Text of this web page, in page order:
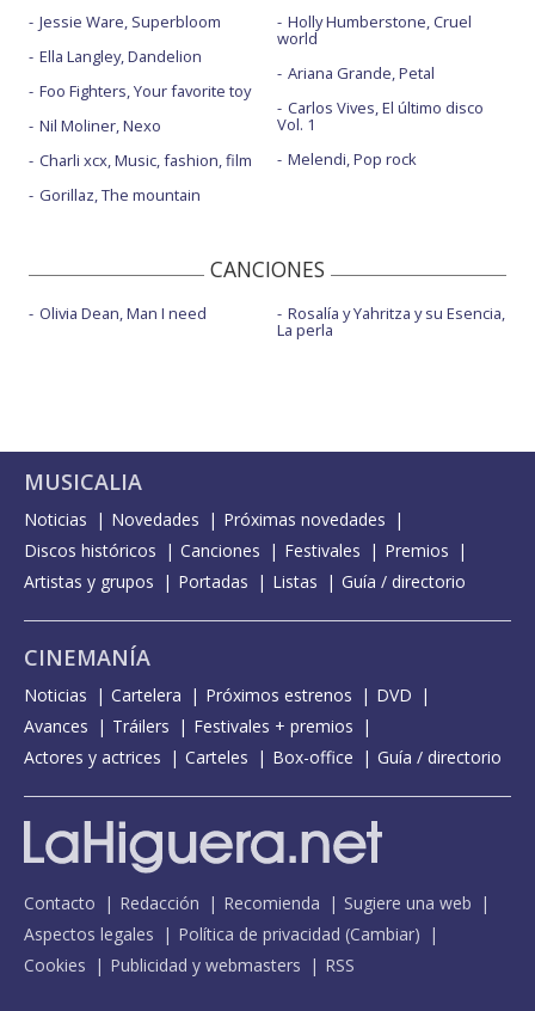
Jessie Ware, Superbloom
Ella Langley, Dandelion
Foo Fighters, Your favorite toy
Nil Moliner, Nexo
Charli xcx, Music, fashion, film
Gorillaz, The mountain
Holly Humberstone, Cruel
world
Ariana Grande, Petal
Carlos Vives, El último disco
Vol. 1
Melendi, Pop rock
CANCIONES
Olivia Dean, Man I need Rosalía y Yahritza y su Esencia,
La perla
MUSICALIA
Noticias Novedades
Próximas novedades
Discos históricos
Canciones Festivales
Premios
Artistas y grupos
Portadas Listas Guía / directorio
CINEMANÍA
Noticias Cartelera Próximos estrenos
DVD
Avances
Tráilers
Festivales + premios
Actores y actrices
Carteles Box-office Guía / directorio
Contacto Redacción Recomienda
Sugiere una web
Aspectos legales
Política de privacidad (Cambiar)
Cookies
Publicidad y webmasters RSS